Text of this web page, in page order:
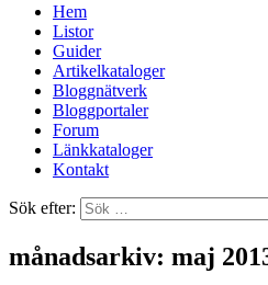
Hem
Listor
Guider
Artikelkataloger
Bloggnätverk
Bloggportaler
Forum
Länkkataloger
Kontakt
Sök efter:
månadsarkiv: maj